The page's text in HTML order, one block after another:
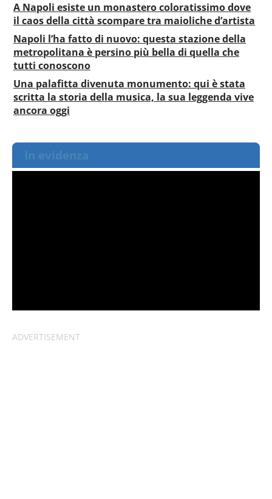
A Napoli esiste un monastero coloratissimo dove
il caos della città scompare tra maioliche d’artista
Napoli l’ha fatto di nuovo: questa stazione della
metropolitana è persino più bella di quella che
tutti conoscono
Una palafitta divenuta monumento: qui è stata
scritta la storia della musica, la sua leggenda vive
ancora oggi
In evidenza